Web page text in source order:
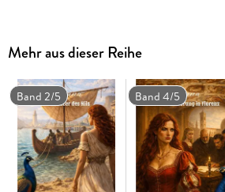
Mehr aus dieser Reihe
Band 2/5 Band 4/5